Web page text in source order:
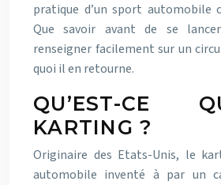
pratique d’un sport automobile
Que savoir avant de se
renseigner facilement sur un
quoi il en retourne.
QU’EST-CE
KARTING ?
Originaire des Etats-Unis, le
automobile inventé à par un